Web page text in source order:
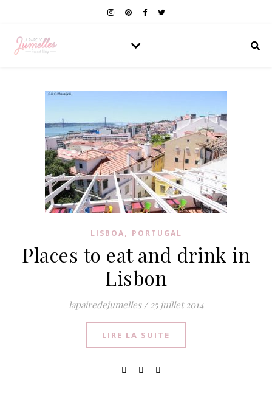
LISBOA, PORTUGAL
Places to eat and drink in
Lisbon
lapairedejumelles / 25 juillet 2014
LIRE LA SUITE